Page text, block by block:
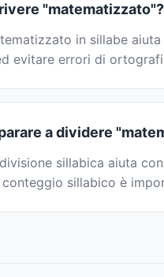
"matematizzato"?
in sillabe
evitare errori di
a dividere
sillabica aiuta
sillabico è